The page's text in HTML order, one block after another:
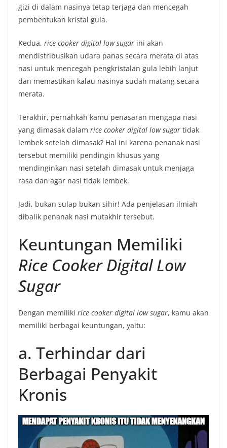
gizi di dalam nasinya tetap terjaga dan mencegah
pembentukan kristal gula.
Kedua, rice cooker digital low sugar ini akan
mendistribusikan udara panas secara merata di atas
nasi untuk mencegah pengkristalan gula lebih lanjut
dan memastikan kalau nasinya sudah matang secara
merata.
Terakhir, pernahkah kamu penasaran mengapa nasi
yang dimasak dalam rice cooker digital low sugar tidak
lembek setelah dimasak? Hal ini karena penanak nasi
tersebut memiliki pendingin khusus yang
mendinginkan nasi setelah dimasak untuk menjaga
rasa dan agar nasi tidak lembek.
Jadi, bukan sulap bukan sihir! Ada penjelasan ilmiah
dibalik penanak nasi mutakhir tersebut.
Keuntungan Memiliki
Rice Cooker Digital Low
Sugar
Dengan memiliki rice cooker digital low sugar, kamu akan
memiliki berbagai keuntungan, yaitu:
a. Terhindar dari
Berbagai Penyakit
Kronis